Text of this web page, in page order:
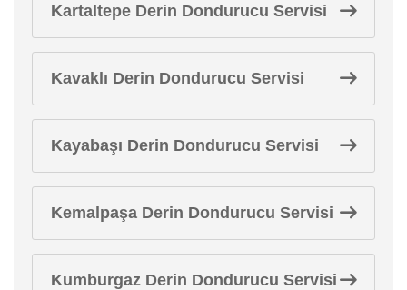
Kartaltepe Derin Dondurucu Servisi
Kavaklı Derin Dondurucu Servisi
Kayabaşı Derin Dondurucu Servisi
Kemalpaşa Derin Dondurucu Servisi
Kumburgaz Derin Dondurucu Servisi